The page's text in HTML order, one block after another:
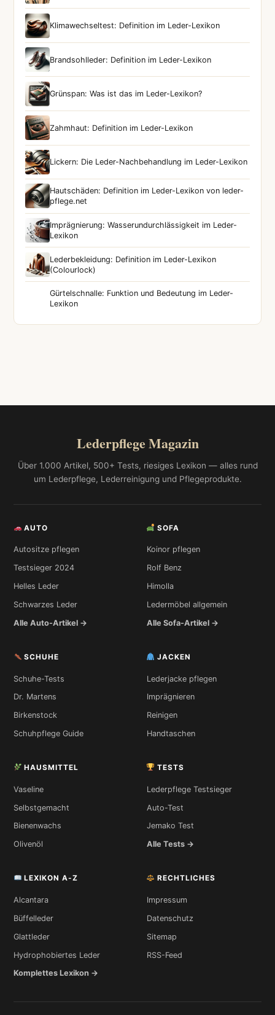
Klimawechseltest: Definition im Leder-Lexikon
Brandsohlleder: Definition im Leder-Lexikon
Grünspan: Was ist das im Leder-Lexikon?
Zahmhaut: Definition im Leder-Lexikon
Lickern: Die Leder-Nachbehandlung im Leder-Lexikon
Hautschäden: Definition im Leder-Lexikon von leder-
pflege.net
Imprägnierung: Wasserundurchlässigkeit im Leder-
Lexikon
Lederbekleidung: Definition im Leder-Lexikon
(Colourlock)
Gürtelschnalle: Funktion und Bedeutung im Leder-
Lexikon
Lederpflege Magazin
Über 1.000 Artikel, 500+ Tests, riesiges Lexikon — alles rund
um Lederpflege, Lederreinigung und Pflegeprodukte.
AUTO
Autositze pflegen
Testsieger 2024
Helles Leder
Schwarzes Leder
Alle Auto-Artikel →
SOFA
Koinor pflegen
Rolf Benz
Himolla
Ledermöbel allgemein
Alle Sofa-Artikel →
SCHUHE
Schuhe-Tests
Dr. Martens
Birkenstock
Schuhpflege Guide
JACKEN
Lederjacke pflegen
Imprägnieren
Reinigen
Handtaschen
HAUSMITTEL
Vaseline
Selbstgemacht
Bienenwachs
Olivenöl
TESTS
Lederpflege Testsieger
Auto-Test
Jemako Test
Alle Tests →
LEXIKON A-Z
Alcantara
Büffelleder
Glattleder
Hydrophobiertes Leder
Komplettes Lexikon →
RECHTLICHES
Impressum
Datenschutz
Sitemap
RSS-Feed